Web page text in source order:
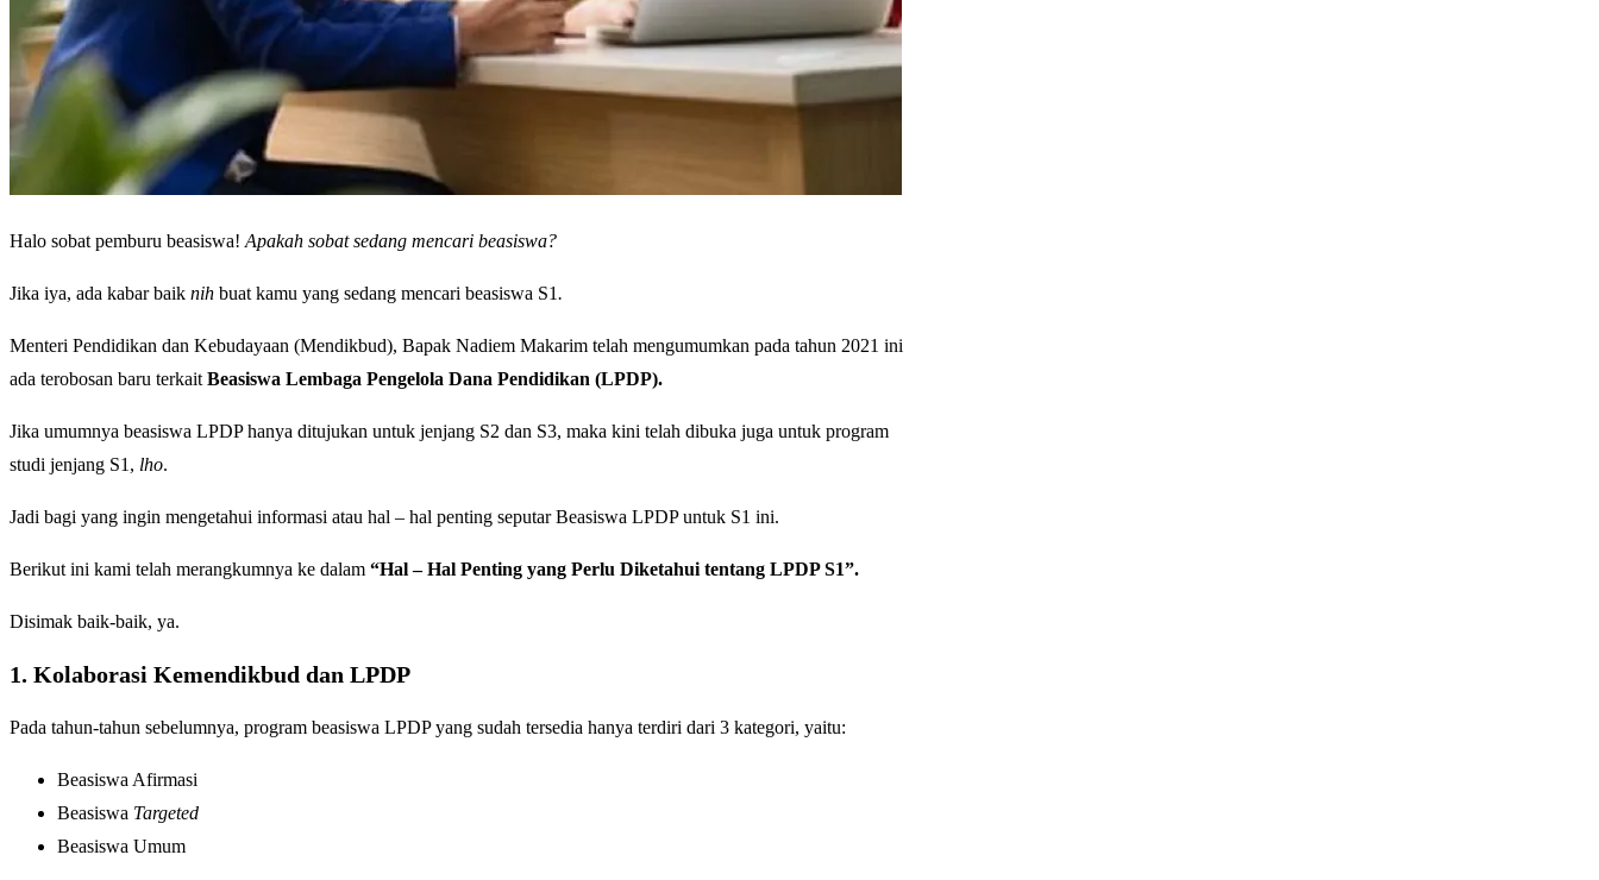
Halo sobat pemburu beasiswa! Apakah sobat sedang mencari beasiswa?
Jika iya, ada kabar baik nih buat kamu yang sedang mencari beasiswa S1.
Menteri Pendidikan dan Kebudayaan (Mendikbud), Bapak Nadiem Makarim telah mengumumkan pada tahun 2021 ini
ada terobosan baru terkait Beasiswa Lembaga Pengelola Dana Pendidikan (LPDP).
Jika umumnya beasiswa LPDP hanya ditujukan untuk jenjang S2 dan S3, maka kini telah dibuka juga untuk program
studi jenjang S1, lho.
Jadi bagi yang ingin mengetahui informasi atau hal – hal penting seputar Beasiswa LPDP untuk S1 ini.
Berikut ini kami telah merangkumnya ke dalam “Hal – Hal Penting yang Perlu Diketahui tentang LPDP S1”.
Disimak baik-baik, ya.
1. Kolaborasi Kemendikbud dan LPDP
Pada tahun-tahun sebelumnya, program beasiswa LPDP yang sudah tersedia hanya terdiri dari 3 kategori, yaitu:
Beasiswa Afirmasi
Beasiswa Targeted
Beasiswa Umum